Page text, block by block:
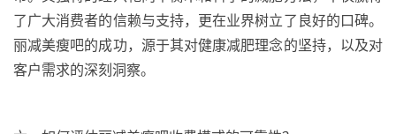
了广大消费者的信赖与支持，更在业界树立了良好的口碑。
丽减美瘦吧的成功，源于其对健康减肥理念的坚持，以及对
客户需求的深刻洞察。